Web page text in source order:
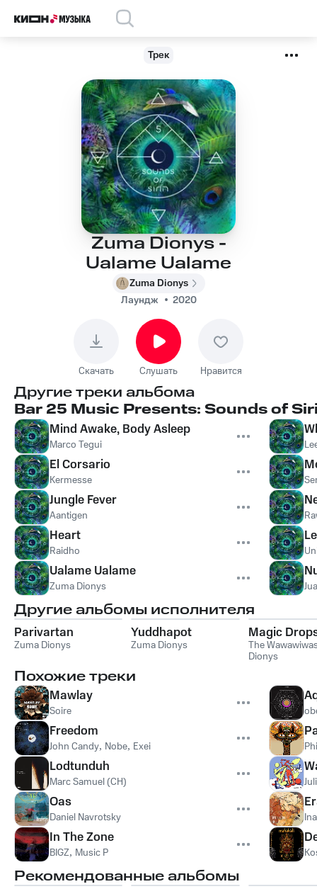
Трек
Zuma Dionys -
Ualame Ualame
Zuma Dionys
Лаундж
2020
Скачать Слушать Нравится
Другие треки альбома
Bar 25 Music Presents: Sounds of
Mind Awake, Body Asleep
Marco Tegui
El Corsario
Kermesse
Jungle Fever
Aantigen
Heart
Raidho
Ualame Ualame
Zuma Dionys
Другие альбомы исполнителя
Parivartan
Zuma Dionys
Yuddhapot
Zuma Dionys
Magic
The
Dionys
Похожие треки
Mawlay
Soire
Freedom
John Candy, Nobe, Exei
Lodtunduh
Marc Samuel (CH)
Oas
Daniel Navrotsky
In The Zone
BIGZ, Music P
Рекомендованные альбомы